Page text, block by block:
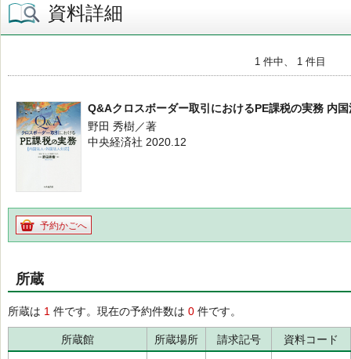
資料詳細
1 件中、 1 件目
Q&Aクロスボーダー取引におけるPE課税の実務 内
野田 秀樹／著
中央経済社 2020.12
予約かごへ
所蔵
所蔵は 1 件です。現在の予約件数は 0 件です。
所蔵館 所蔵場所 請求記号 資料コード